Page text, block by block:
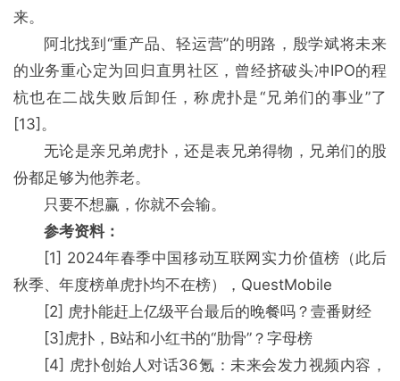
来。
阿北找到“重产品、轻运营”的明路，殷学斌将未来
的业务重心定为回归直男社区，曾经挤破头冲IPO的程
杭也在二战失败后卸任，称虎扑是“兄弟们的事业”了
[13]。
无论是亲兄弟虎扑，还是表兄弟得物，兄弟们的股
份都足够为他养老。
只要不想赢，你就不会输。
参考资料：
[1] 2024年春季中国移动互联网实力价值榜（此后
秋季、年度榜单虎扑均不在榜），QuestMobile
[2] 虎扑能赶上亿级平台最后的晚餐吗？壹番财经
[3]虎扑，B站和小红书的“肋骨”？字母榜
[4] 虎扑创始人对话36氪：未来会发力视频内容，